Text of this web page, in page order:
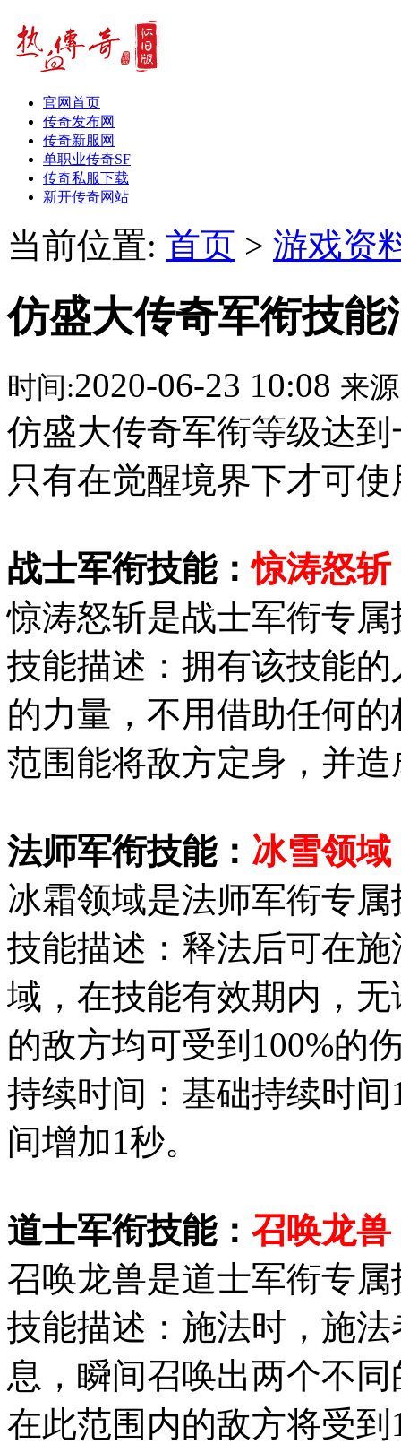
官网首页
传奇发布网
传奇新服网
单职业传奇SF
传奇私服下载
新开传奇网站
当前位置: 首页 > 游戏资
仿盛大传奇军衔技能
时间:2020-06-23 10:08 来
仿盛大传奇军衔等级达
只有在觉醒境界下才可使
战士军衔技能：惊涛怒斩
惊涛怒斩是战士军衔专属
技能描述：拥有该技能
的力量，不用借助任何
范围能将敌方定身，并造
法师军衔技能： 冰雪领域
冰霜领域是法师军衔专属
技能描述：释法后可在
域，在技能有效期内，
的敌方均可受到100%的
持续时间：基础持续时
间增加1秒。
道士军衔技能： 召唤龙兽
召唤龙兽是道士军衔专属
技能描述：施法时，施
息，瞬间召唤出两个不
在此范围内的敌方将受到